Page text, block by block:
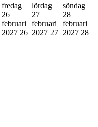
fredag
26
februari
2027 26
lördag
27
februari
2027 27
söndag
28
februari
2027 28